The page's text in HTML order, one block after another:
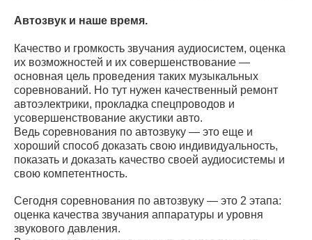
Автозвук и наше время.
Качество и громкость звучания аудиосистем, оценка
их возможностей и их совершенствование —
основная цель проведения таких музыкальных
соревнований. Но тут нужен качественный ремонт
автоэлектрики, прокладка спецпроводов и
усовершенствование акустики авто.
Ведь соревнования по автозвуку — это еще и
хороший способ доказать свою индивидуальность,
показать и доказать качество своей аудиосистемы и
свою компетентность.
Сегодня соревнования по автозвуку — это 2 этапа:
оценка качества звучания аппаратуры и уровня
звукового давления.